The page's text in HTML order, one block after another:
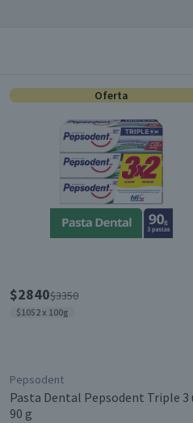
Oferta
$2840$3350
$1052 x 100g
Pepsodent
Pasta Dental Pepsodent Triple 3
90 g